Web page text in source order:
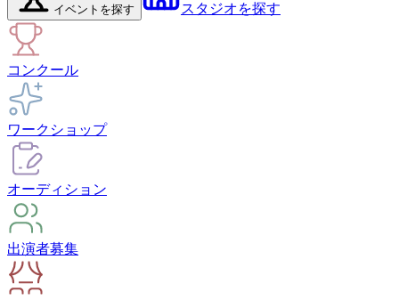
イベント を探す スタジオを探す
コンクール
ワークショップ
オーディション
出演者募集